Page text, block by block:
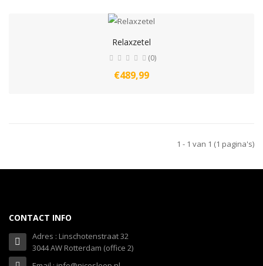
Relaxzetel
(0)
€489,99
1 - 1 van 1 (1 pagina's)
CONTACT INFO
Adres : Linschotenstraat 32
3044 AW Rotterdam (office 2)